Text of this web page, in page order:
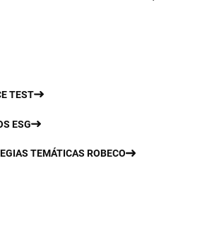
TEST
ESG
TEMÁTICAS ROBECO